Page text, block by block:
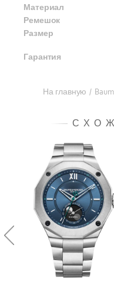
Материал
Ремешок
Размер
Гарантия
На главную /